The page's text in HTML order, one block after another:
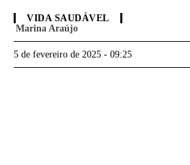
VIDA SAUDÁVEL
Marina Araújo
5 de fevereiro de 2025 - 09:25